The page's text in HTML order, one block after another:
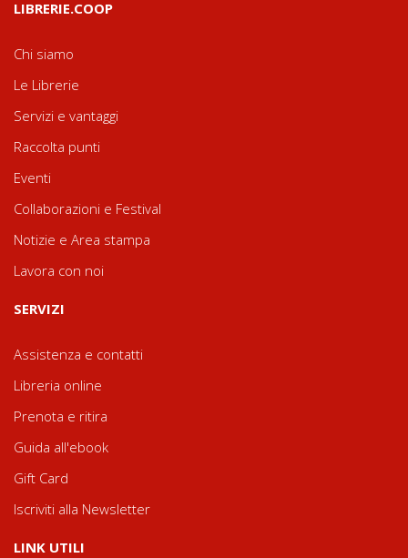
LIBRERIE.COOP
Chi siamo
Le Librerie
Servizi e vantaggi
Raccolta punti
Eventi
Collaborazioni e Festival
Notizie e Area stampa
Lavora con noi
SERVIZI
Assistenza e contatti
Libreria online
Prenota e ritira
Guida all'ebook
Gift Card
Iscriviti alla Newsletter
LINK UTILI